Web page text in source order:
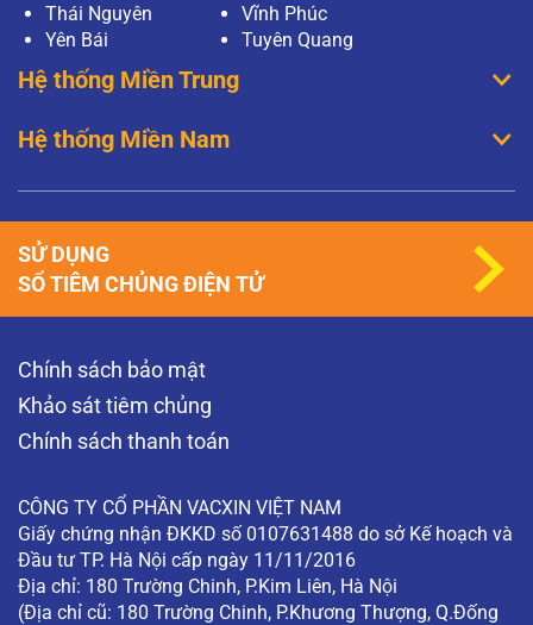
Thái Nguyên
Vĩnh Phúc
Yên Bái
Tuyên Quang
Hệ thống Miền Trung
Hệ thống Miền Nam
Chính sách bảo mật
Khảo sát tiêm chủng
Chính sách thanh toán
CÔNG TY CỔ PHẦN VACXIN VIỆT NAM
Giấy chứng nhận ĐKKD số 0107631488 do sở Kế hoạch và
Đầu tư TP. Hà Nội cấp ngày 11/11/2016
Địa chỉ: 180 Trường Chinh, P.Kim Liên, Hà Nội
(Địa chỉ cũ: 180 Trường Chinh, P.Khương Thượng, Q.Đống
SỬ DỤNG
SỔ TIÊM CHỦNG ĐIỆN TỬ